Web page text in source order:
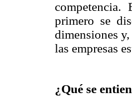
primero se
dimensiones
las empresas
¿Qué se